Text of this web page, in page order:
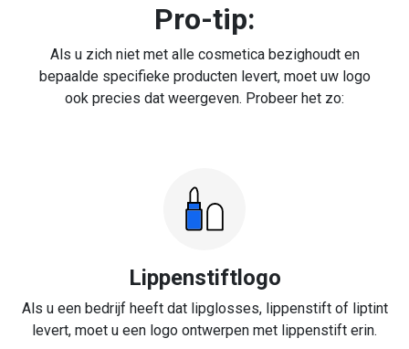
Pro-tip:
Als u zich niet met alle cosmetica bezighoudt en
bepaalde specifieke producten levert, moet uw logo
ook precies dat weergeven. Probeer het zo:
Lippenstiftlogo
Als u een bedrijf heeft dat lipglosses, lippenstift of liptint
levert, moet u een logo ontwerpen met lippenstift erin.